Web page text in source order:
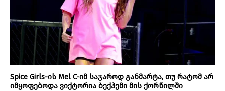
Spice Girls-ის Mel C-იმ საჯაროდ განმარტა, თუ რატომ არ
იმყოფებოდა ვიქტორია ბექჰემი მის ქორწილში